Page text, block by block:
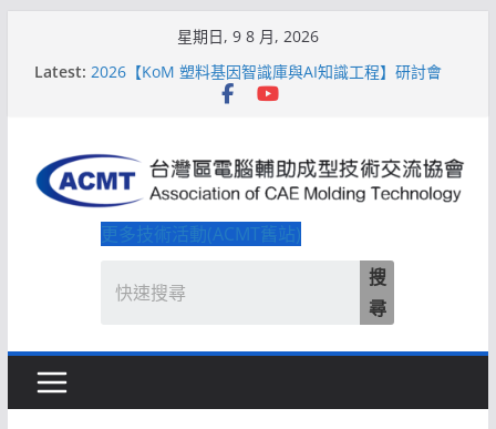
星期日, 9 8 月, 2026
Latest: 2026【KoM 塑料基因智識庫與AI知識工程】研討會
【培訓課程】【ACMT Ｔ零量產】模具估報價：貫穿
具展重磅登場
ACMT打造「Smart Molding 模塑智造平台」主題館
2026【QoM 射出成型高品質穩定生產】研討會
更多技術活動(ACMT舊站)
搜
尋